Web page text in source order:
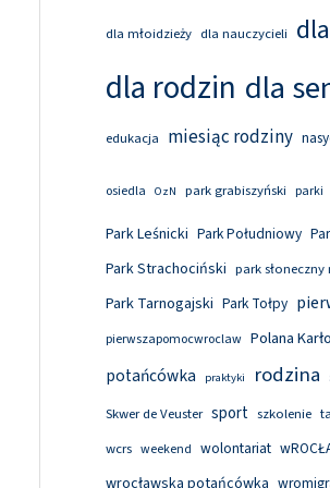
dla młoidzieży dla nauczycieli
dla rodzin dla
edukacja miesiąc rodziny
osiedla OzN park grabiszyński parki
Park Leśnicki Park Południowy
Park Strachociński park słoneczny
Park Tarnogajski Park Tołpy
pierwszapomocwroclaw Polana
potańcówka praktyki rodzina
Skwer de Veuster sport szkolenie
wcrs weekend wolontariat
wrocławska potańcówka